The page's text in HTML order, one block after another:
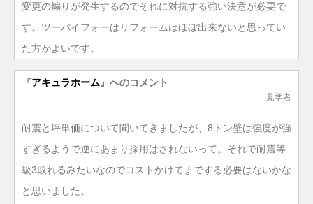
変更の煽りが発生するのでそれに対抗する強い決意が必要で
す。ツーバイフォーはリフォームはほぼ出来ないと思ってい
た方がよいです。
『アキュラホーム』へのコメント
見学者
耐震と坪単価について聞いてきましたが、8トン壁は強度が強
すぎるようで逆にあまり採用はされないって。それで耐震等
級3取れるみたいなのでコストかけてまでする必要はないかな
と思いました。